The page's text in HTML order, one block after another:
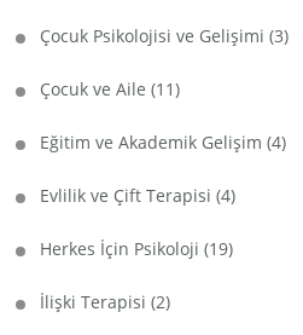
Çocuk Psikolojisi ve Gelişimi (3)
Çocuk ve Aile (11)
Eğitim ve Akademik Gelişim (4)
Evlilik ve Çift Terapisi (4)
Herkes İçin Psikoloji (19)
İlişki Terapisi (2)